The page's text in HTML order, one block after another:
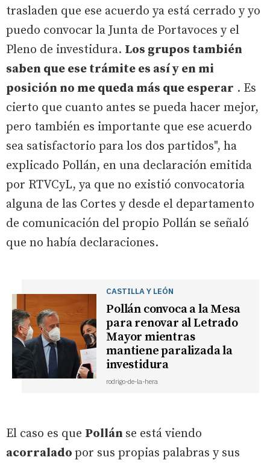
trasladen que ese acuerdo ya está cerrado y yo
puedo convocar la Junta de Portavoces y el
Pleno de investidura. Los grupos también
saben que ese trámite es así y en mi
posición no me queda más que esperar . Es
cierto que cuanto antes se pueda hacer mejor,
pero también es importante que ese acuerdo
sea satisfactorio para los dos partidos", ha
explicado Pollán, en una declaración emitida
por RTVCyL, ya que no existió convocatoria
alguna de las Cortes y desde el departamento
de comunicación del propio Pollán se señaló
que no había declaraciones.
CASTILLA Y LEÓN
Pollán convoca a la Mesa
para renovar al Letrado
Mayor mientras
mantiene paralizada la
investidura
rodrigo-de-la-hera
El caso es que Pollán se está viendo
acorralado por sus propias palabras y sus